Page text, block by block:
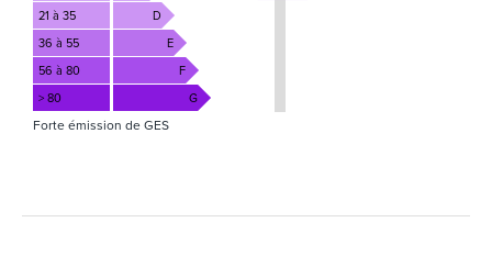
21 à 35
D
36 à 55
E
56 à 80
F
> 80
G
Forte émission de GES